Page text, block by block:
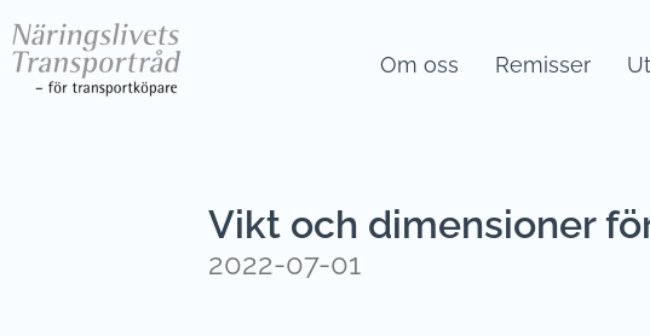
Om oss Remisser
Vikt och dimensioner
2022-07-01